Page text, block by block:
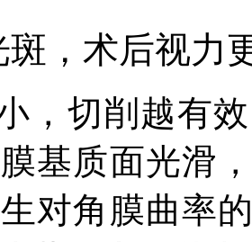
斑，术后视力
，切削越有
基质面光滑
对角膜曲率